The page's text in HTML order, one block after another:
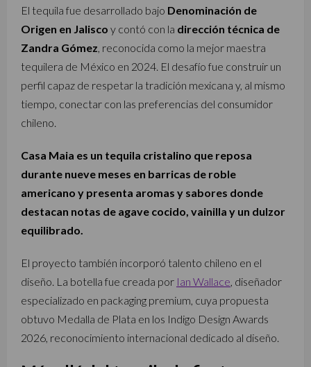
El tequila fue desarrollado bajo Denominación de
Origen en Jalisco y contó con la dirección técnica de
Zandra Gómez, reconocida como la mejor maestra
tequilera de México en 2024. El desafío fue construir un
perfil capaz de respetar la tradición mexicana y, al mismo
tiempo, conectar con las preferencias del consumidor
chileno.
Casa Maia es un tequila cristalino que reposa
durante nueve meses en barricas de roble
americano y presenta aromas y sabores donde
destacan notas de agave cocido, vainilla y un dulzor
equilibrado.
El proyecto también incorporó talento chileno en el
diseño. La botella fue creada por Ian Wallace, diseñador
especializado en packaging premium, cuya propuesta
obtuvo Medalla de Plata en los Indigo Design Awards
2026, reconocimiento internacional dedicado al diseño.